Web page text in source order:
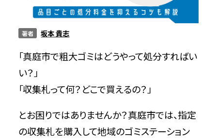
当社について
料金
対応エリア
著者 坂本 貴志
「真庭市で粗大ゴミはどうやって処分すればい
い？」
「収集札って何？どこで買えるの？」
とお困りではありませんか？真庭市では、指定
の収集札を購入して地域のゴミステーション